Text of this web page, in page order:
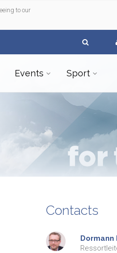
to our
Events Sport
Contacts
Dormann